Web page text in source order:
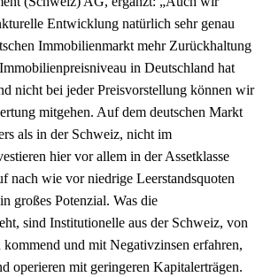
Entwicklung natürlich sehr genau
Immobilienmarkt mehr Zurückhaltung
in Deutschland hat
nicht bei jeder Preisvorstellung können wir
mitgehen. Auf dem deutschen Markt
als in der Schweiz, nicht im
hier vor allem in der Assetklasse
nach wie vor niedrige Leerstandsquoten
großes Potenzial. Was die
sind Institutionelle aus der Schweiz, von
und mit Negativzinsen erfahren,
operieren mit geringeren Kapitalerträgen.